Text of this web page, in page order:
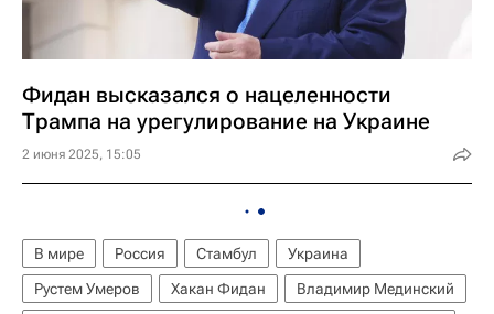
Фидан высказался о нацеленности
Трампа на урегулирование на Украине
2 июня 2025, 15:05
В мире Россия Стамбул
Украина
Рустем Умеров
Хакан Фидан
Владимир Мединский